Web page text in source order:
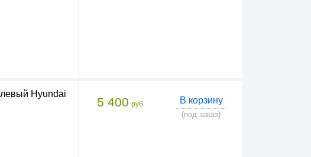
Hyundai
5 400 руб В корзину
(под заказ)